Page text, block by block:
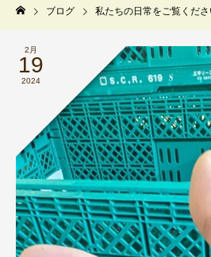
ブログ 私たちの日常をご覧くだ
2月
19
2024